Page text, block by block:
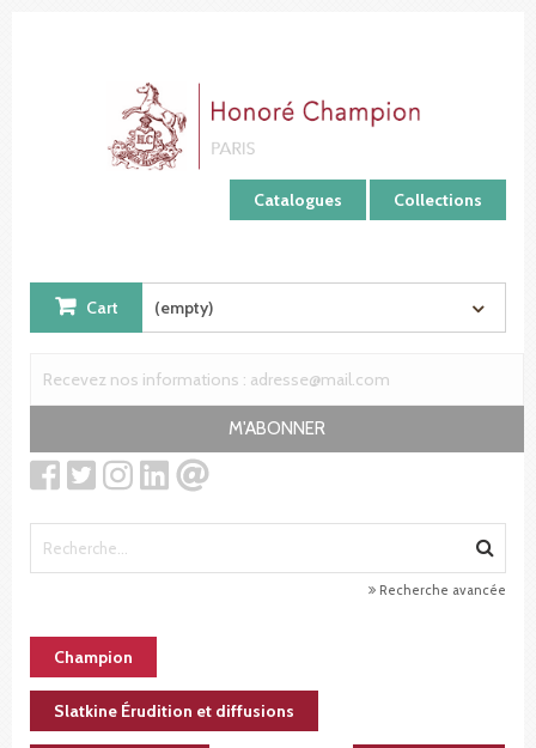
Catalogues Collections
Cart (empty)
M'ABONNER
Recherche avancée
Champion
Slatkine Érudition et diffusions